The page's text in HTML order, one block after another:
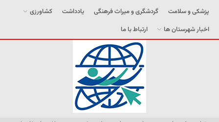
پزشکی و سلامت
گردشگری و میراث فرهنگی یادداشت
کشاورزی
اخبار شهرستان ها
ارتباط با ما